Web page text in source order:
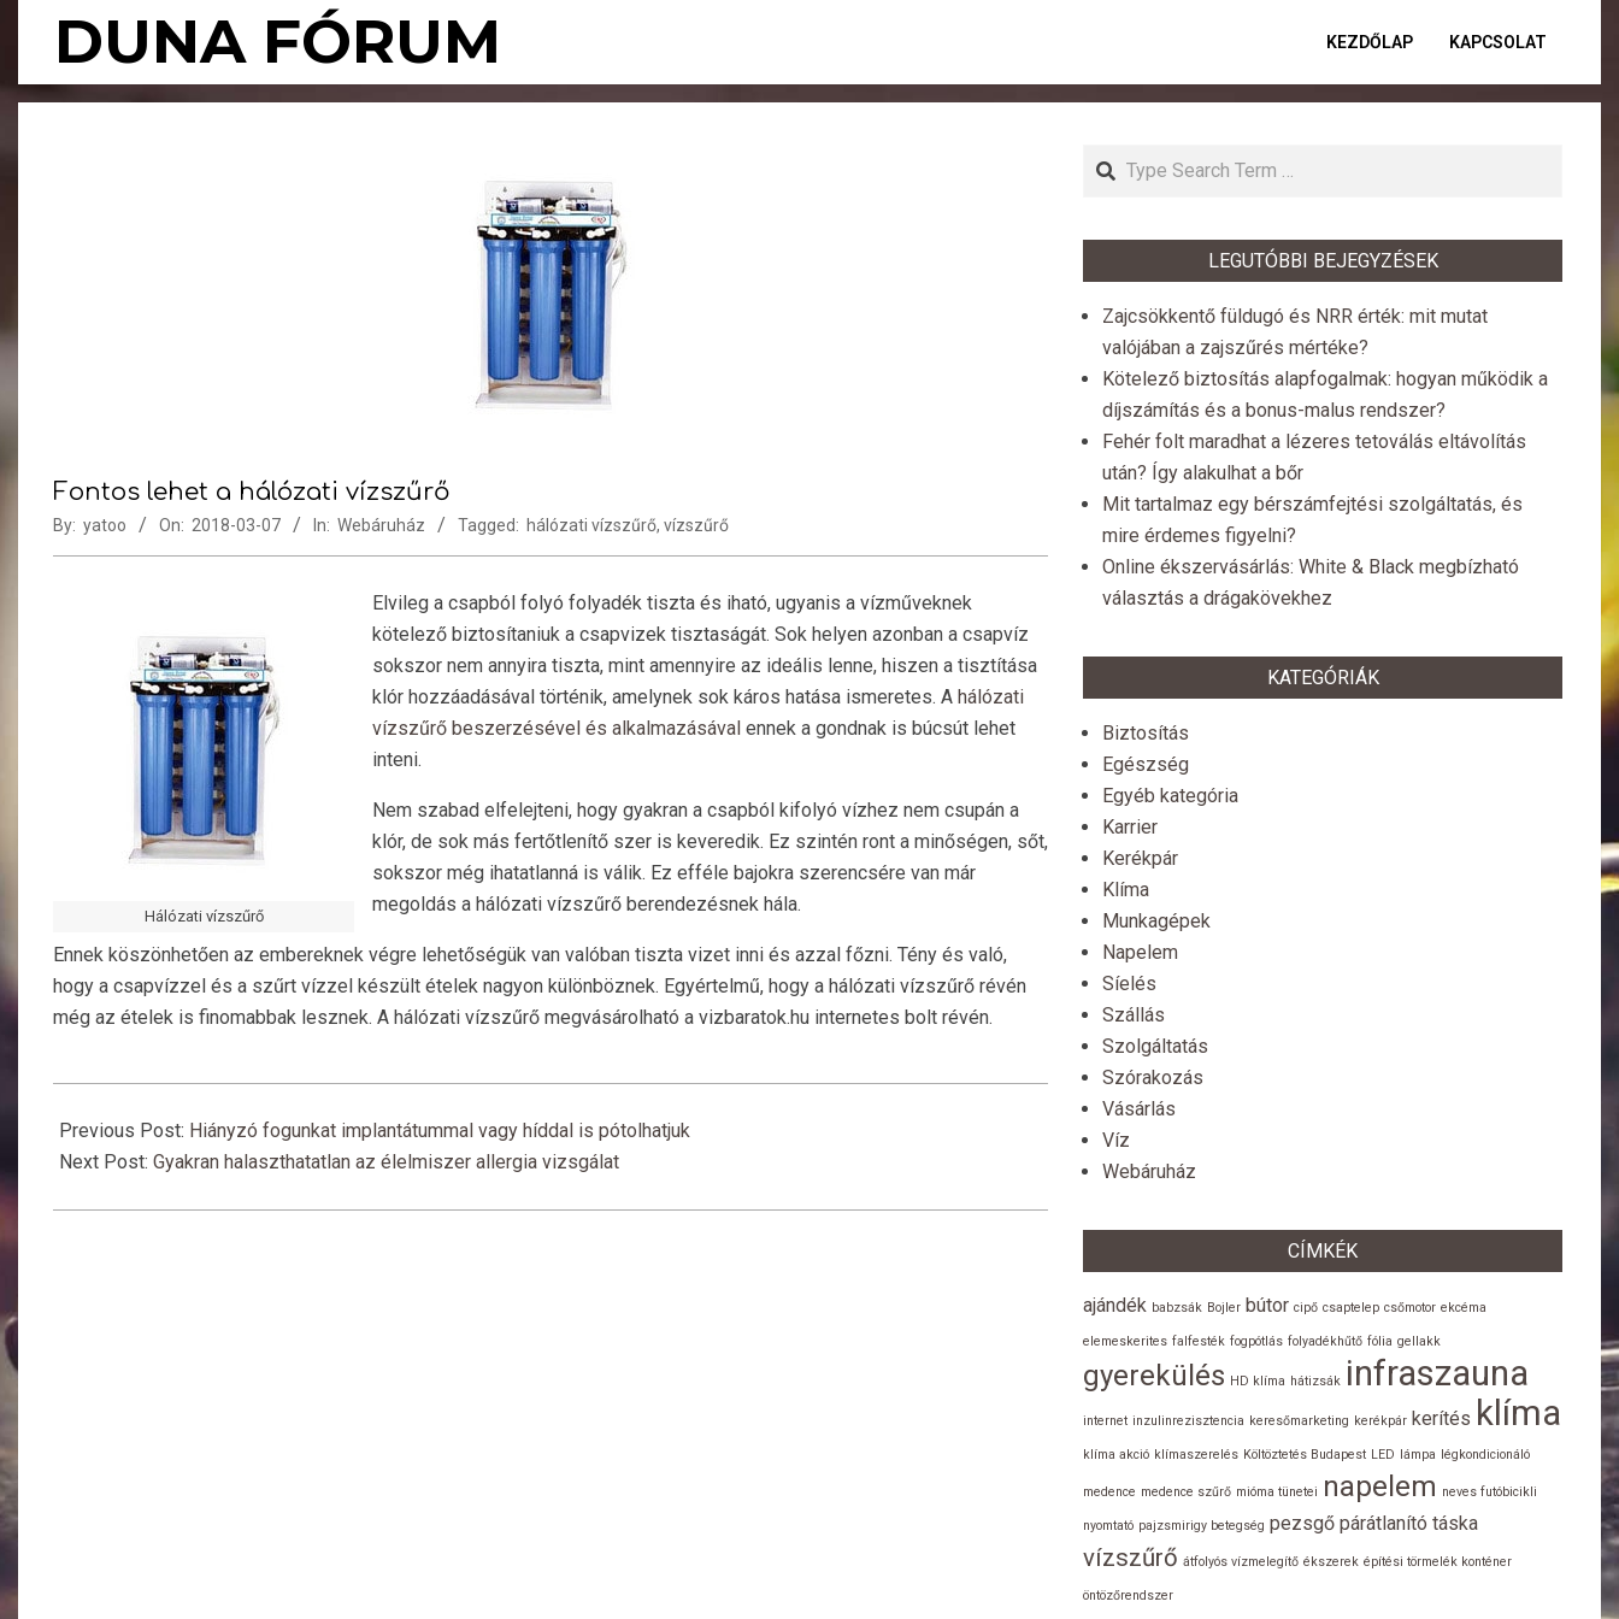
DUNA FÓRUM KEZDŐLAP KAPCSOLAT
Fontos lehet a hálózati vízszűrő
By: yatoo On: 2018-03-07 In: Webáruház Tagged: hálózati vízszűrő, vízszűrő
Hálózati vízszűrő
Elvileg a csapból folyó folyadék tiszta és iható, ugyanis a vízműveknek
kötelező biztosítaniuk a csapvizek tisztaságát. Sok helyen azonban a csapvíz
sokszor nem annyira tiszta, mint amennyire az ideális lenne, hiszen a tisztítása
klór hozzáadásával történik, amelynek sok káros hatása ismeretes. A hálózati
vízszűrő beszerzésével és alkalmazásával ennek a gondnak is búcsút lehet
inteni.
Nem szabad elfelejteni, hogy gyakran a csapból kifolyó vízhez nem csupán a
klór, de sok más fertőtlenítő szer is keveredik. Ez szintén ront a minőségen, sőt,
sokszor még ihatatlanná is válik. Ez efféle bajokra szerencsére van már
megoldás a hálózati vízszűrő berendezésnek hála.
Ennek köszönhetően az embereknek végre lehetőségük van valóban tiszta vizet inni és azzal főzni. Tény és való,
hogy a csapvízzel és a szűrt vízzel készült ételek nagyon különböznek. Egyértelmű, hogy a hálózati vízszűrő révén
még az ételek is finomabbak lesznek. A hálózati vízszűrő megvásárolható a vizbaratok.hu internetes bolt révén.
03-
07
Previous Post: Hiányzó fogunkat implantátummal vagy híddal is pótolhatjuk
Next Post: Gyakran halaszthatatlan az élelmiszer allergia vizsgálat
Search
LEGUTÓBBI BEJEGYZÉSEK
Zajcsökkentő füldugó és NRR érték: mit mutat
valójában a zajszűrés mértéke?
Kötelező biztosítás alapfogalmak: hogyan működik a
díjszámítás és a bonus-malus rendszer?
Fehér folt maradhat a lézeres tetoválás eltávolítás
után? Így alakulhat a bőr
Mit tartalmaz egy bérszámfejtési szolgáltatás, és
mire érdemes figyelni?
Online ékszervásárlás: White & Black megbízható
választás a drágakövekhez
KATEGÓRIÁK
Biztosítás
Egészség
Egyéb kategória
Karrier
Kerékpár
Klíma
Munkagépek
Napelem
Síelés
Szállás
Szolgáltatás
Szórakozás
Vásárlás
Víz
Webáruház
CÍMKÉK
ajándék babzsák Bojler bútor cipő csaptelep csőmotor ekcéma
elemeskerites falfesték fogpótlás folyadékhűtő fólia gellakk
gyerekülés HD klíma hátizsák infraszauna
internet inzulinrezisztencia keresőmarketing kerékpár kerítés klíma
klíma akció klímaszerelés Költöztetés Budapest LED lámpa légkondicionáló
medence medence szűrő mióma tünetei napelem neves futóbicikli
nyomtató pajzsmirigy betegség pezsgő párátlanító táska
vízszűrő átfolyós vízmelegítő ékszerek építési törmelék konténer
öntözőrendszer